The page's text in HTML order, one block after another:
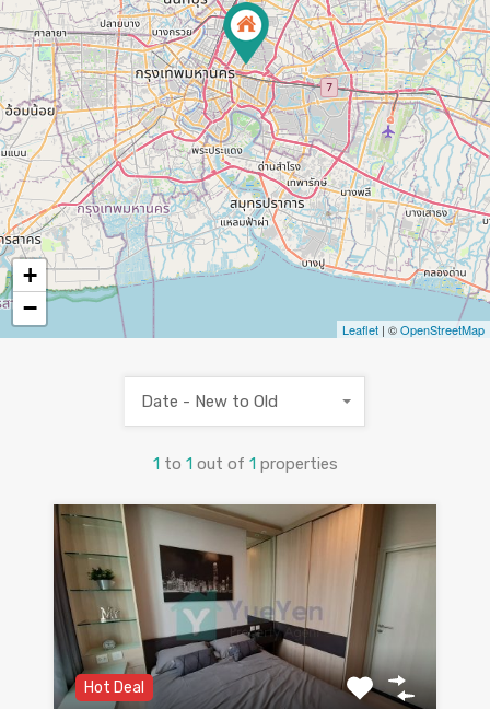
+
−
Leaflet | ©OpenStreetMap
1 to 1 out of 1 properties
Date - New to Old
Hot Deal